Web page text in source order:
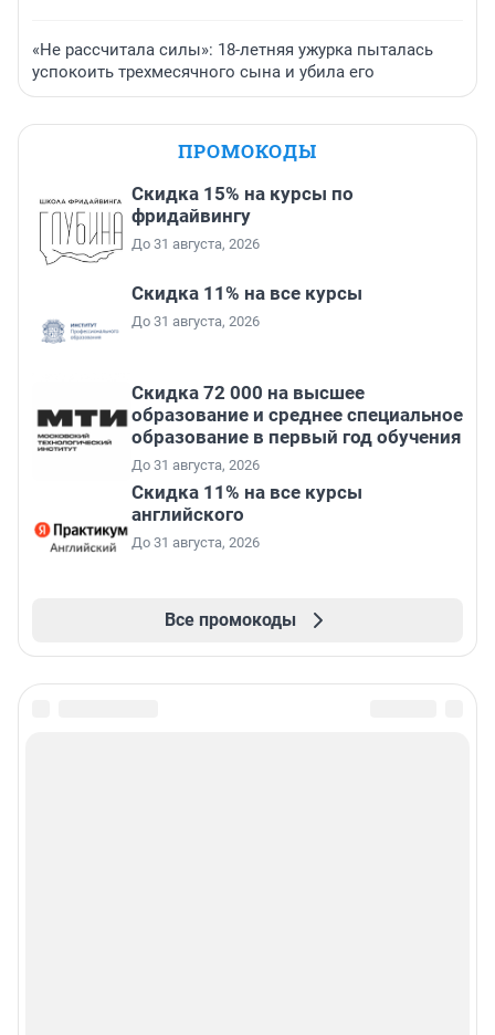
«Не рассчитала силы»: 18-летняя ужурка пыталась
успокоить трехмесячного сына и убила его
ПРОМОКОДЫ
Скидка 15% на курсы по
фридайвингу
До 31 августа, 2026
Скидка 11% на все курсы
До 31 августа, 2026
Скидка 72 000 на высшее
образование и среднее специальное
образование в первый год обучения
До 31 августа, 2026
Скидка 11% на все курсы
английского
До 31 августа, 2026
Все промокоды